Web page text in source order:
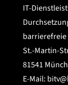
IT-
St.-Martin-
81541
E-Mail: